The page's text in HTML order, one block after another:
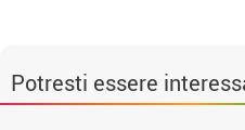
Potresti essere